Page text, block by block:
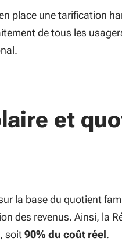
place une tarification
de tous les
et
la base du quotient
des revenus. Ainsi, la
, soit90% du coût réel.